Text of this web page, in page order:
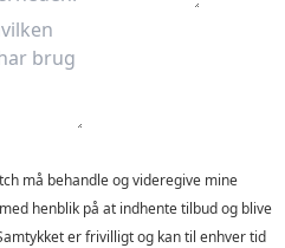
må behandle og videregive mine
henblik på at indhente tilbud og blive
er frivilligt og kan til enhver tid